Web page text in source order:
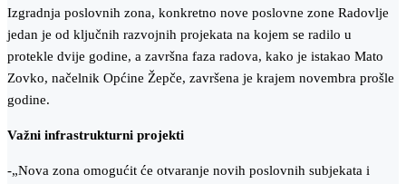
Izgradnja poslovnih zona, konkretno nove poslovne zone Radovlje
jedan je od ključnih razvojnih projekata na kojem se radilo u
protekle dvije godine, a završna faza radova, kako je istakao Mato
Zovko, načelnik Općine Žepče, završena je krajem novembra prošle
godine.
Važni infrastrukturni projekti
-„Nova zona omogućit će otvaranje novih poslovnih subjekata i